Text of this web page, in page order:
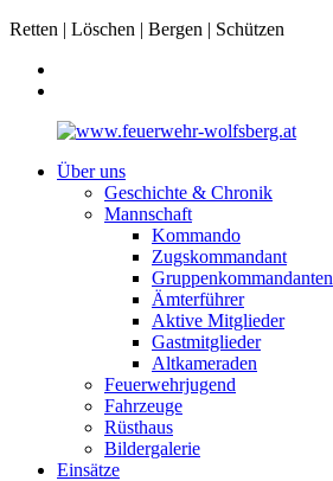
Retten | Löschen | Bergen | Schützen
Über uns
Geschichte & Chronik
Mannschaft
Kommando
Zugskommandant
Gruppenkommandanten
Ämterführer
Aktive Mitglieder
Gastmitglieder
Altkameraden
Feuerwehrjugend
Fahrzeuge
Rüsthaus
Bildergalerie
Einsätze